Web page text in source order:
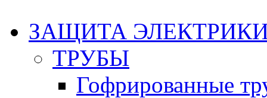
ЗАЩИТА
ТРУБЫ
Гофрированные